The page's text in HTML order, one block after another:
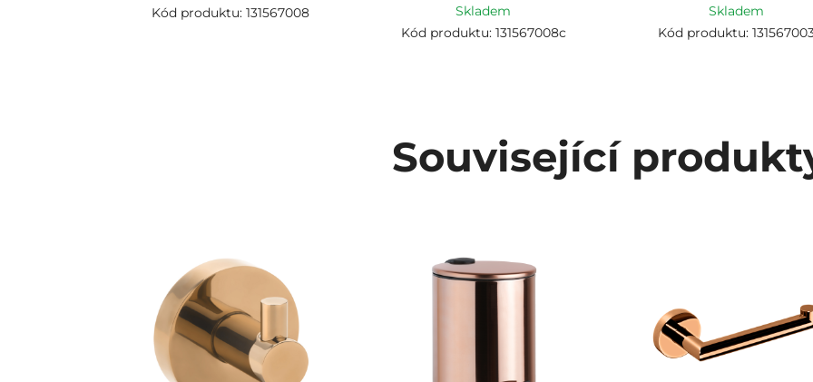
Kód produktu: 131567008
Skladem
Kód produktu: 131567008c
Skladem
Kód produktu:
Související